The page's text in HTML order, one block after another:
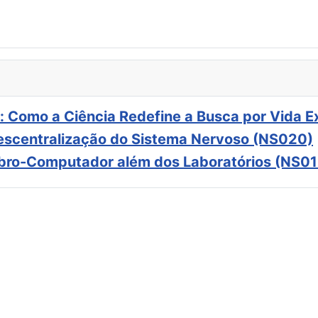
a Ciência Redefine a Busca por Vida
do Sistema Nervoso (NS020)
Computador além dos Laboratórios